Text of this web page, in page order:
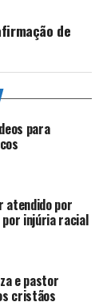
de
para
atendido por
por injúria racial
e pastor
cristãos